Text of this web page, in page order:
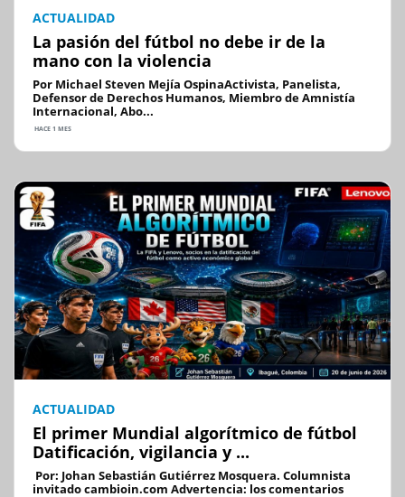
ACTUALIDAD
La pasión del fútbol no debe ir de la
mano con la violencia
Por Michael Steven Mejía OspinaActivista, Panelista,
Defensor de Derechos Humanos, Miembro de Amnistía
Internacional, Abo...
HACE 1 MES
ACTUALIDAD
El primer Mundial algorítmico de fútbol
Datificación, vigilancia y ...
Por: Johan Sebastián Gutiérrez Mosquera. Columnista
invitado cambioin.com Advertencia: los comentarios